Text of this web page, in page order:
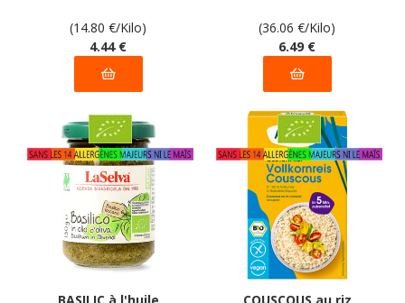
déclarées par le
fabricant
(14.80 €/Kilo)
4.44 €
(36.06 €/Kilo)
6.49 €